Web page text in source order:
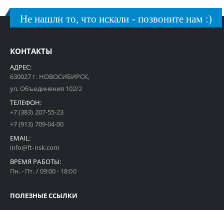
Не нашли то, что искали - позвоните нам :)
КОНТАКТЫ
АДРЕС:
630027 г. НОВОСИБИРСК,
ул. Объединения 102/2
ТЕЛЕФОН:
+7 (383) 207-55-23
+7 (913) 709-04-00
EMAIL:
info@ft-nsk.com
ВРЕМЯ РАБОТЫ:
Пн. - Пт. / 09:00 - 18:00
ПОЛЕЗНЫЕ ССЫЛКИ